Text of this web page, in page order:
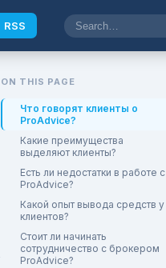
RSS
ON THIS PAGE
Что говорят клиенты о
ProAdvice?
Какие преимущества
выделяют клиенты?
Есть ли недостатки в работе с
ProAdvice?
Какой опыт вывода средств у
клиентов?
Стоит ли начинать
сотрудничество с брокером
ProAdvice?